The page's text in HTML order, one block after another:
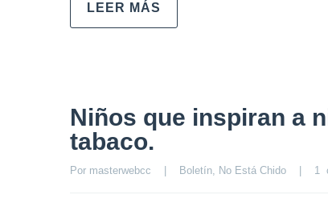
LEER MÁS
Niños que inspiran a
tabaco.
Por masterwebcc Boletín, No Está Chido 1